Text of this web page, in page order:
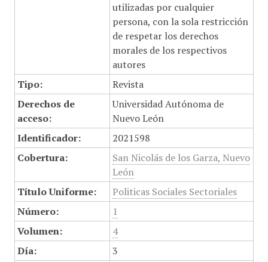
utilizadas por cualquier
persona, con la sola restricción
de respetar los derechos
morales de los respectivos
autores
Tipo:
Revista
Derechos de
acceso:
Universidad Autónoma de
Nuevo León
Identificador:
2021598
Cobertura:
San Nicolás de los Garza, Nuevo
León
Título Uniforme:
Politicas Sociales Sectoriales
Número:
1
Volumen:
4
Día:
3